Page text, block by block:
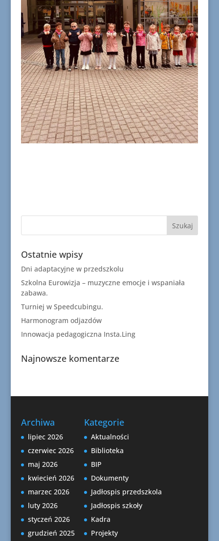
Ostatnie wpisy
Dni adaptacyjne w przedszkolu
Szkolna Eurowizja – muzyczne emocje i wspaniała
zabawa.
Turniej w Speedcubingu.
Harmonogram odjazdów
Innowacja pedagogiczna Insta.Ling
Najnowsze komentarze
Archiwa
lipiec 2026
czerwiec 2026
maj 2026
kwiecień 2026
marzec 2026
luty 2026
styczeń 2026
grudzień 2025
Kategorie
Aktualności
Biblioteka
BIP
Dokumenty
Jadłospis przedszkola
Jadłospis szkoły
Kadra
Projekty